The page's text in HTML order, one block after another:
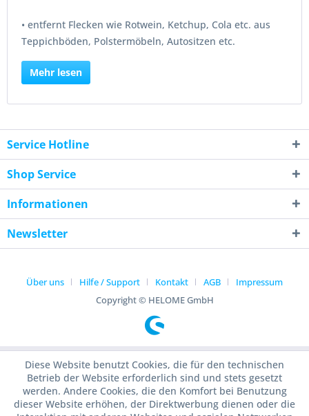
• entfernt Flecken wie Rotwein, Ketchup, Cola etc. aus
Teppichböden, Polstermöbeln, Autositzen etc.
Mehr lesen
Service Hotline
Shop Service
Informationen
Newsletter
Über uns Hilfe / Support Kontakt AGB
Impressum
Copyright © HELOME GmbH
Diese Website benutzt Cookies, die für den technischen
Betrieb der Website erforderlich sind und stets gesetzt
werden. Andere Cookies, die den Komfort bei Benutzung
dieser Website erhöhen, der Direktwerbung dienen oder die